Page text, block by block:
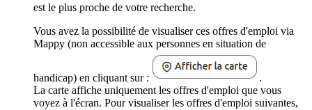
est le plus proche de votre recherche.
Vous avez la possibilité de visualiser ces offres d'emploi via
Mappy (non accessible aux personnes en situation de
handicap) en cliquant sur :
.
La carte affiche uniquement les offres d'emploi que vous
voyez à l'écran. Pour visualiser les offres d'emploi suivantes,